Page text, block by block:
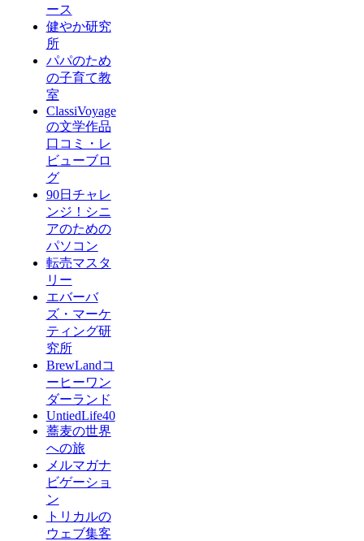
ース
健やか研究
所
パパのため
の子育て教
室
ClassiVoyage
の文学作品
口コミ・レ
ビューブロ
グ
90日チャレ
ンジ！シニ
アのための
パソコン
転売マスタ
リー
エバーバ
ズ・マーケ
ティング研
究所
BrewLandコ
ーヒーワン
ダーランド
UntiedLife40
蕎麦の世界
への旅
メルマガナ
ビゲーショ
ン
トリカルの
ウェブ集客